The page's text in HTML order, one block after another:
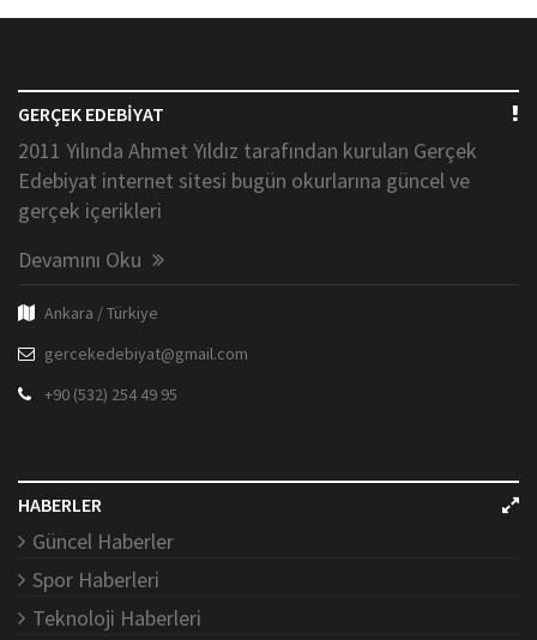
GERÇEK EDEBİYAT
2011 Yılında Ahmet Yıldız tarafından kurulan Gerçek
Edebiyat internet sitesi bugün okurlarına güncel ve
gerçek içerikleri
Devamını Oku
Ankara / Türkiye
gercekedebiyat@gmail.com
+90 (532) 254 49 95
HABERLER
Güncel Haberler
Spor Haberleri
Teknoloji Haberleri